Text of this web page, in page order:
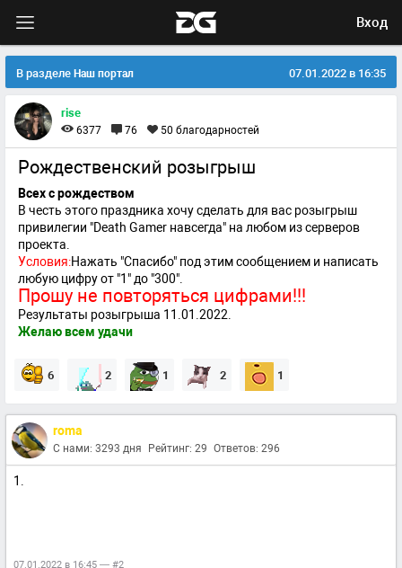
Вход
В разделе Наш портал 07.01.2022 в 16:35
rise
6377 76 50 благодарностей
Рождественский розыгрыш
Всех с рождеством
В честь этого праздника хочу сделать для вас розыгрыш
привилегии "Death Gamer навсегда" на любом из серверов
проекта.
Условия:Нажать "Спасибо" под этим сообщением и написать
любую цифру от "1" до "300".
Прошу не повторяться цифрами!!!
Результаты розыгрыша 11.01.2022.
Желаю всем удачи
6 2 1 2 1
roma
С нами: 3293 дня Рейтинг: 29 Ответов: 296
1.
07.01.2022 в 16:45 — #2